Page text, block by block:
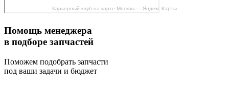
Карьерный клуб на карте Москвы — Яндекс Карты
Помощь менеджера
в подборе запчастей
Поможем подобрать запчасти
под ваши задачи и бюджет